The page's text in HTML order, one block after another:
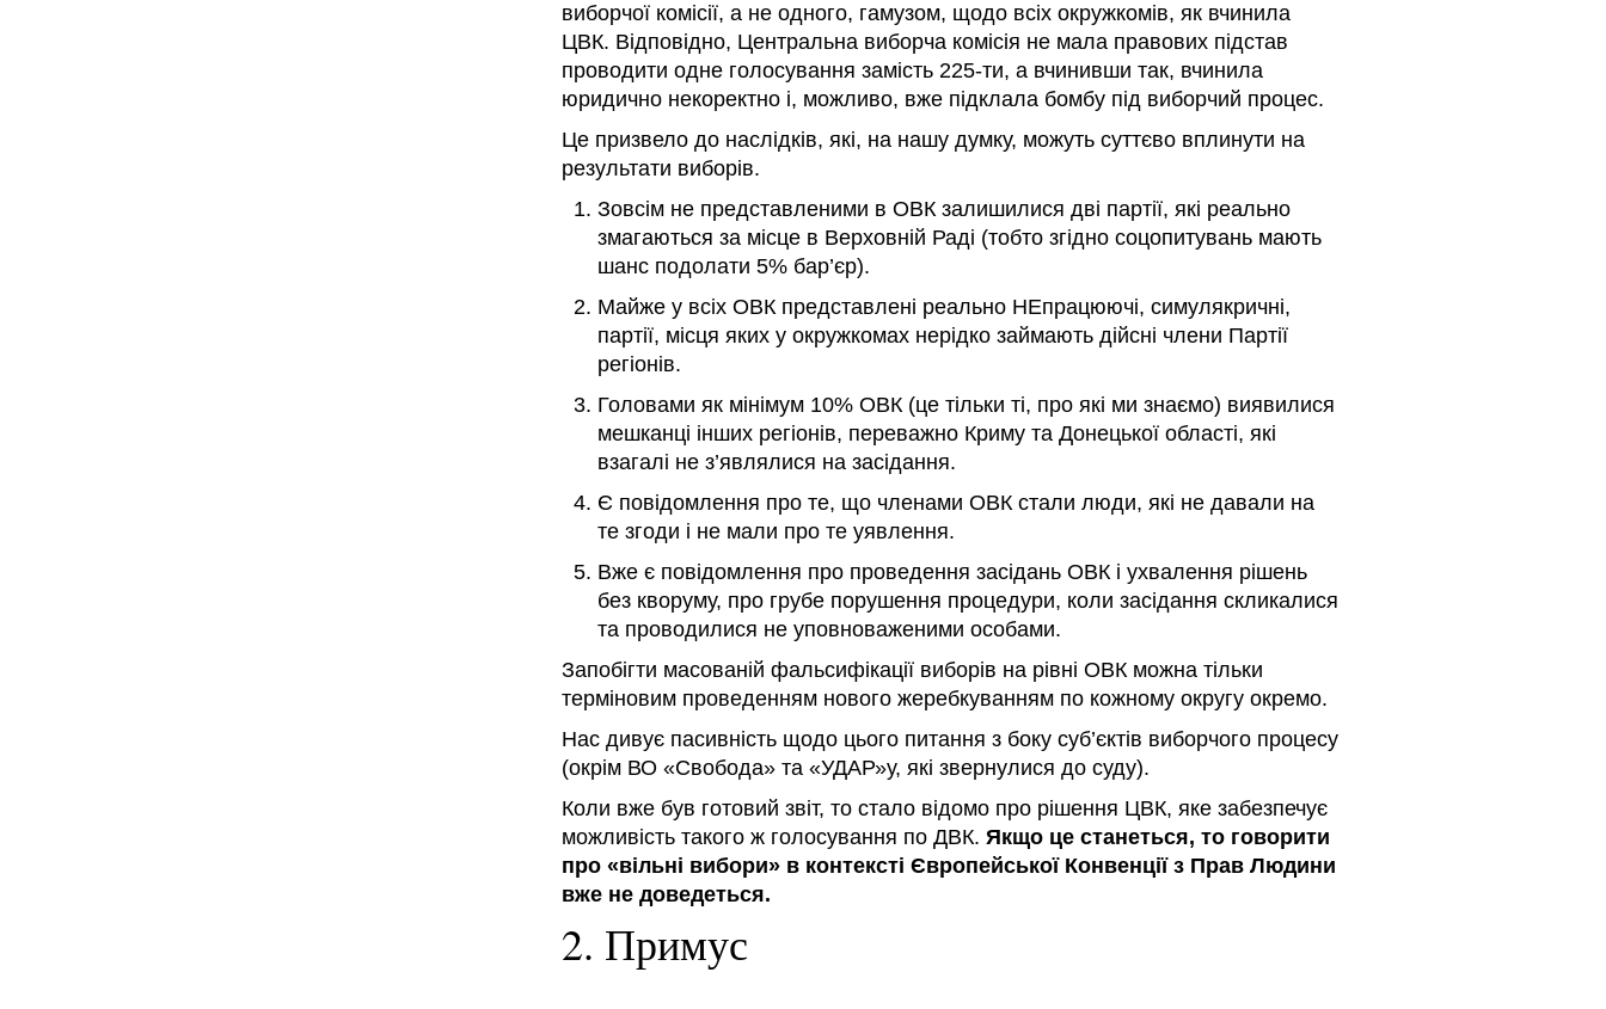
виборчої комісії, а не одного, гамузом, щодо всіх окружкомів, як вчинила
ЦВК. Відповідно, Центральна виборча комісія не мала правових підстав
проводити одне голосування замість 225-ти, а вчинивши так, вчинила
юридично некоректно і, можливо, вже підклала бомбу під виборчий процес.
Це призвело до наслідків, які, на нашу думку, можуть суттєво вплинути на
результати виборів.
Зовсім не представленими в ОВК залишилися дві партії, які реально
змагаються за місце в Верховній Раді (тобто згідно соцопитувань мають
шанс подолати 5% бар’єр).
Майже у всіх ОВК представлені реально НЕпрацюючі, симулякричні,
партії, місця яких у окружкомах нерідко займають дійсні члени Партії
регіонів.
Головами як мінімум 10% ОВК (це тільки ті, про які ми знаємо) виявилися
мешканці інших регіонів, переважно Криму та Донецької області, які
взагалі не з’являлися на засідання.
Є повідомлення про те, що членами ОВК стали люди, які не давали на
те згоди і не мали про те уявлення.
Вже є повідомлення про проведення засідань ОВК і ухвалення рішень
без кворуму, про грубе порушення процедури, коли засідання скликалися
та проводилися не уповноваженими особами.
Запобігти масованій фальсифікації виборів на рівні ОВК можна тільки
терміновим проведенням нового жеребкуванням по кожному округу окремо.
Нас дивує пасивність щодо цього питання з боку суб’єктів виборчого процесу
(окрім ВО «Свобода» та «УДАР»у, які звернулися до суду).
Коли вже був готовий звіт, то стало відомо про рішення ЦВК, яке забезпечує
можливість такого ж голосування по ДВК. Якщо це станеться, то говорити
про «вільні вибори» в контексті Європейської Конвенції з Прав Людини
вже не доведеться.
2. Примус